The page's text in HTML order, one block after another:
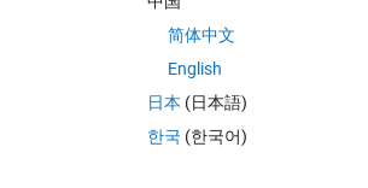
Réponse apportée :
Acceptée :
简体中文
English
日本 (日本語)
한국 (한국어)